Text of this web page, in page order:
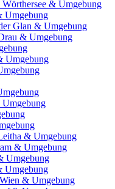
& Umgebung
Umgebung
Glan & Umgebung
& Umgebung
Umgebung
& Umgebung
& Umgebung
Umgebung
Umgebung
& Umgebung